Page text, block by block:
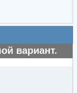
вариант.